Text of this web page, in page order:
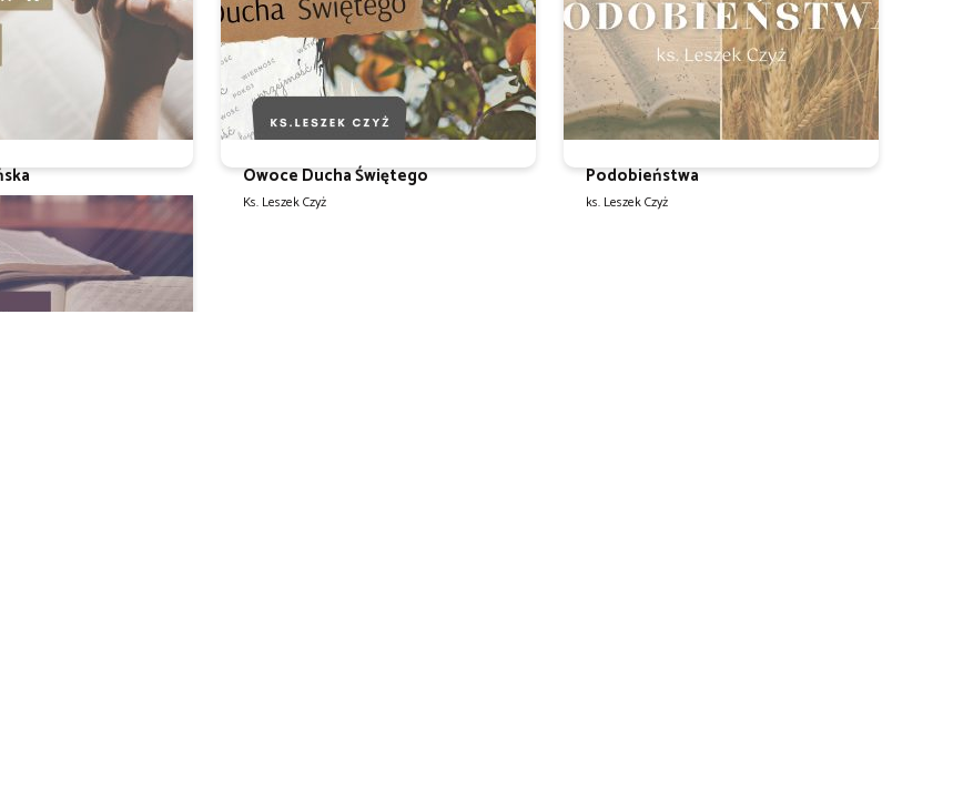
Owoce Ducha Świętego
Ks. Leszek Czyż
Podobieństwa
ks. Leszek Czyż